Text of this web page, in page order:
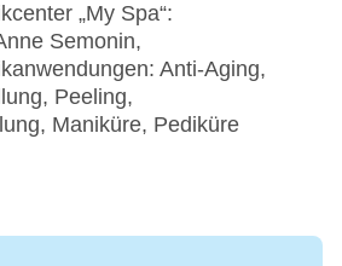
„My Spa“:
Semonin,
Anti-Aging,
Peeling,
Maniküre, Pediküre